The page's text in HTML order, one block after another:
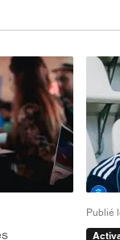
Publié